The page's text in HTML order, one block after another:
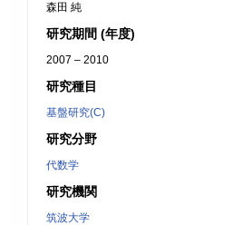
森田 純
研究期間 (年度)
2007 – 2010
研究種目
基盤研究(C)
研究分野
代数学
研究機関
筑波大学